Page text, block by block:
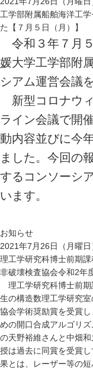
工学部附属船舶海洋工
た【７月５日（月）】
令和３年７月
媛大学工学部附
シアム運営会議
新型コロナウ
ライン会議で開
動内容並びに今
ました。今回の
するコンソーシ
います。
お知らせ
2021年7月26日（月曜日
理工学研究科博士前期
非破壊検査協会令和2年
理工学研究科博士前期
生の構造数理工学研究
協会学術奨励賞を受賞
めの開口合成アルゴリ
の天野裕維さんと中畑
授は過去に同賞を受賞
果とは、レーザー等の